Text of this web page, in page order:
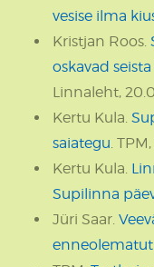
vesise ilma
Kristjan Roos.
oskavad
Linnaleht,
Kertu Kula.
saiategu.
Kertu Kula.
Supilinna
Jüri Saar.